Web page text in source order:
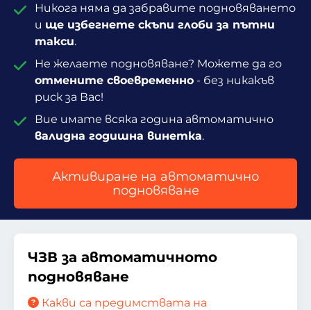
Никога няма да забравите подновяването
и ще избегнете скъпи глоби за пътни
такси.
Не желаете подновяване? Можете да го
отмените своевременно - без никакъв
риск за Вас!
Вие имате всяка година автоматично
валидна годишна винетка.
Активиране на автоматично
подновяване
ЧЗВ за автоматичното
подновяване
Какви са предимствата на